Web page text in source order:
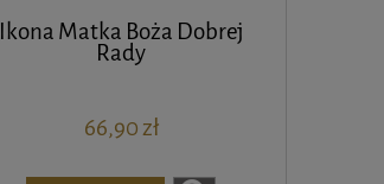
Ikona Matka Boża Dobrej
Rady
66,90 zł